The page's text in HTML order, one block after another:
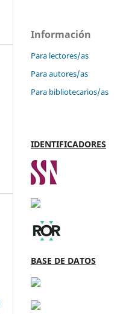
Información
Para lectores/as
Para autores/as
Para bibliotecarios/as
IDENTIFICADORES
BASE DE DATOS